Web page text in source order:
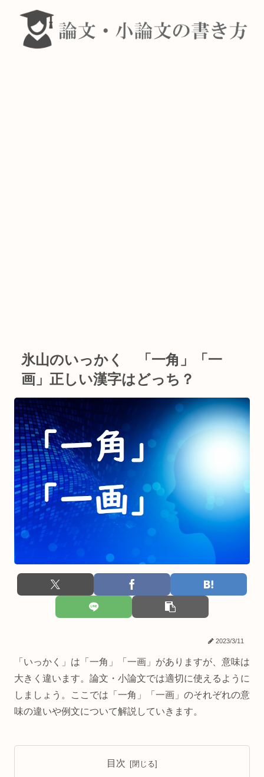
氷山のいっかく 「一角」「一
画」正しい漢字はどっち？
2023/3/11
「いっかく」は「一角」「一画」がありますが、意味は
大きく違います。論文・小論文では適切に使えるように
しましょう。ここでは「一角」「一画」のそれぞれの意
味の違いや例文について解説していきます。
目次